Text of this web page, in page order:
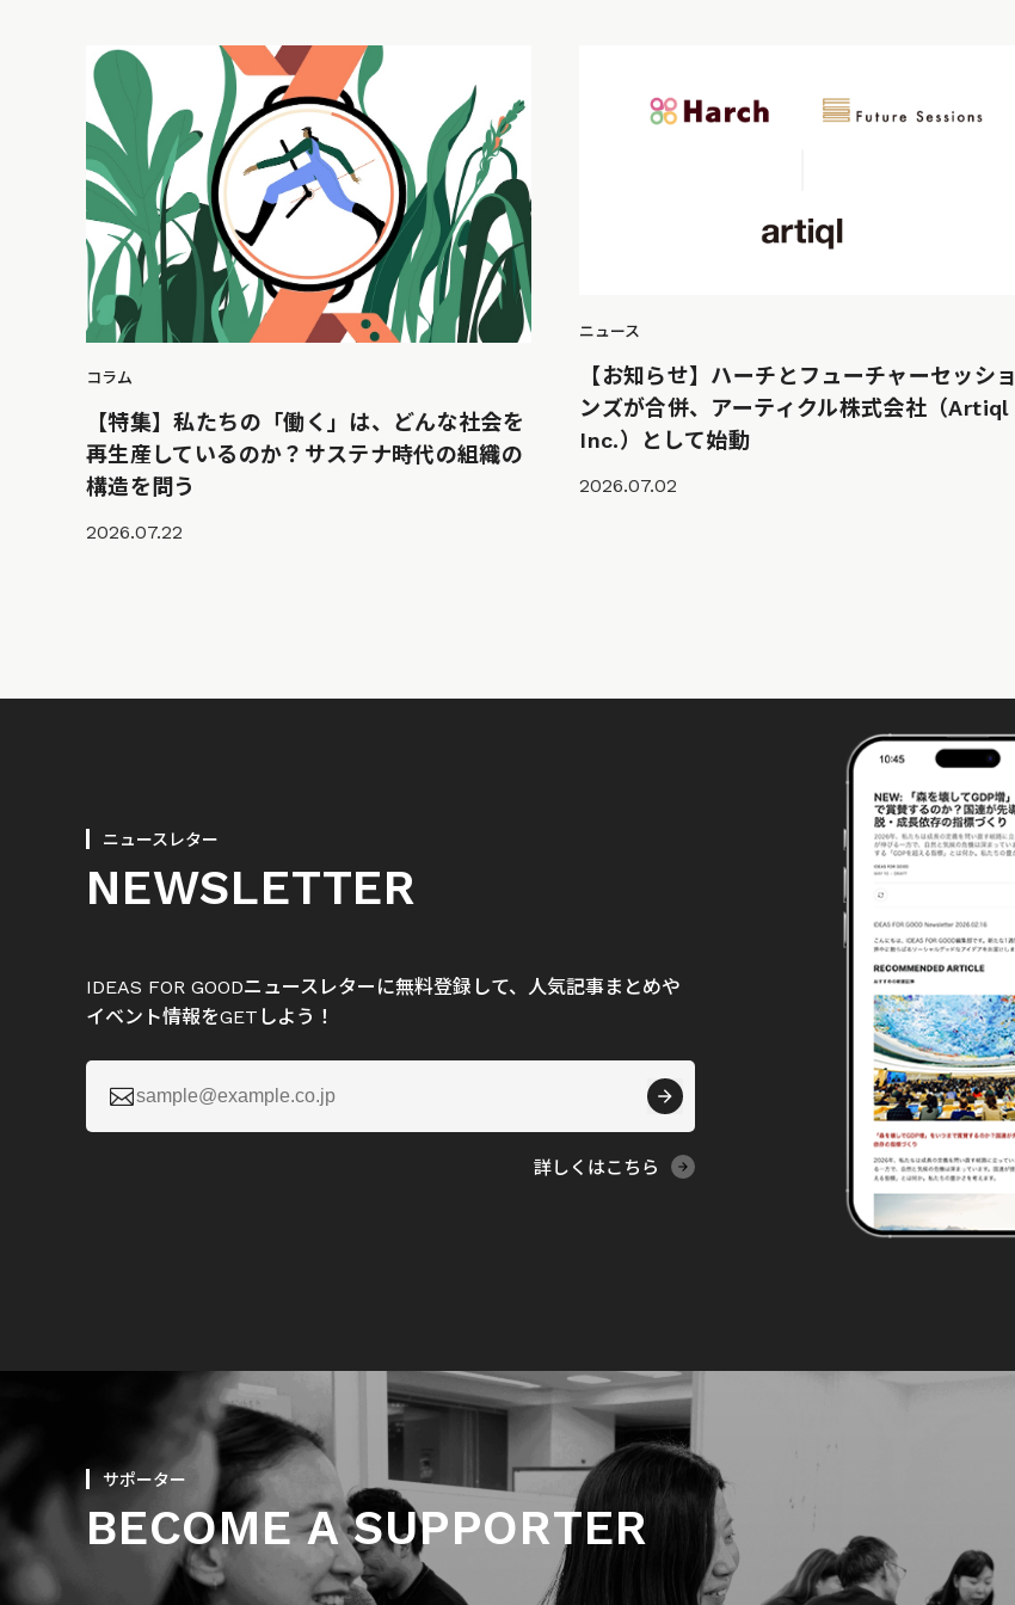
コラム
【特集】私たちの「働く」は、どんな社会を
再生産しているのか？サステナ時代の組織の
構造を問う
2026.07.22
ニュース
【お知らせ】ハーチとフューチャーセッショ
ンズが合併、アーティクル株式会社（Artiql
Inc.）として始動
2026.07.02
ニュースレター
NEWSLETTER
IDEAS FOR GOODニュースレターに無料登録して、人気記事まとめや
イベント情報をGETしよう！

詳しくはこちら
サポーター
BECOME A SUPPORTER